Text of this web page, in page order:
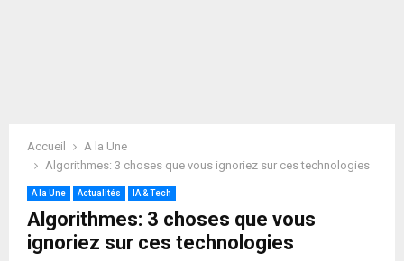
Accueil
A la Une
Algorithmes: 3 choses que vous ignoriez sur ces technologies
A la Une Actualités IA & Tech
Algorithmes: 3 choses que vous
ignoriez sur ces technologies